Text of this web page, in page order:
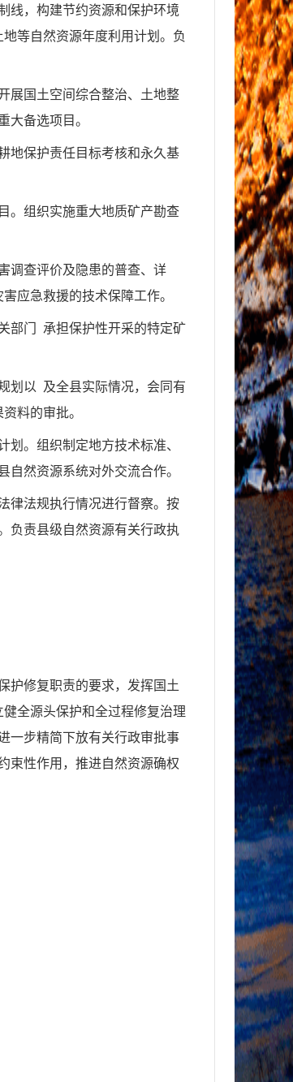
线，构建节约资源和保护环境
等自然资源年度利用计划。负
展国土空间综合整治、土地整
大备选项目。
地保护责任目标考核和永久基
。组织实施重大地质矿产勘查
调查评价及隐患的普查、详
应急救援的技术保障工作。
部门
承担保护性开采的特定矿
划以
及全县实际情况，会同有
料的审批。
。组织制定地方技术标准、
然资源系统对外交流合作。
律法规执行情况进行督察。按
负责县级自然资源有关行政执
护修复职责的要求，发挥国土
全源头保护和全过程修复治理
一步精简下放有关行政审批事
束性作用，推进自然资源确权